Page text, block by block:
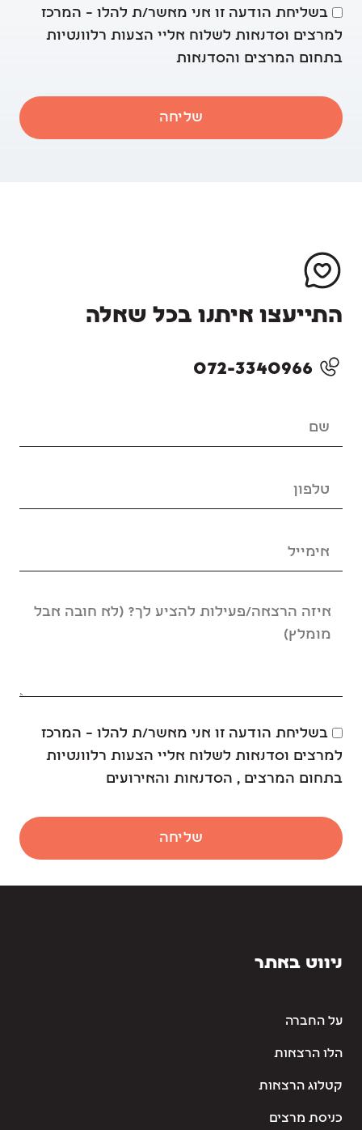
בשליחת הודעה זו אני מאשר/ת להלו – המרכז
למרצים וסדנאות לשלוח אליי הצעות רלוונטיות
בתחום המרצים והסדנאות
שליחה
התייעצו איתנו בכל שאלה
072-3340966
בשליחת הודעה זו אני מאשר/ת להלו – המרכז
למרצים וסדנאות לשלוח אליי הצעות רלוונטיות
בתחום המרצים , הסדנאות והאירועים
שליחה
ניווט באתר
על החברה
הלו הרצאות
קטלוג הרצאות
כניסת מרצים